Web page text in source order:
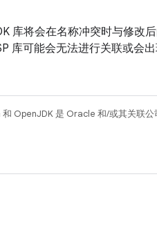
库将会在名称冲突时与修改
库可能会无法进行关联或会出
OpenJDK 是 Oracle 和/或其关联公